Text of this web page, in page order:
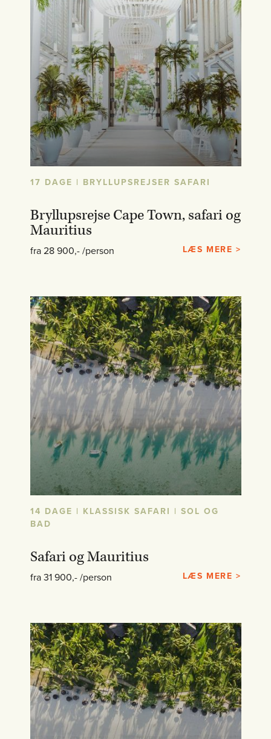
17 DAGE | BRYLLUPSREJSER SAFARI
Bryllupsrejse Cape Town, safari og
Mauritius
fra 28 900,- /person LÆS MERE >
14 DAGE | KLASSISK SAFARI | SOL OG
BAD
Safari og Mauritius
fra 31 900,- /person LÆS MERE >